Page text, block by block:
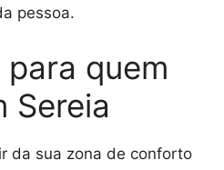
pessoa.
quem
Sereia
da sua zona de conforto